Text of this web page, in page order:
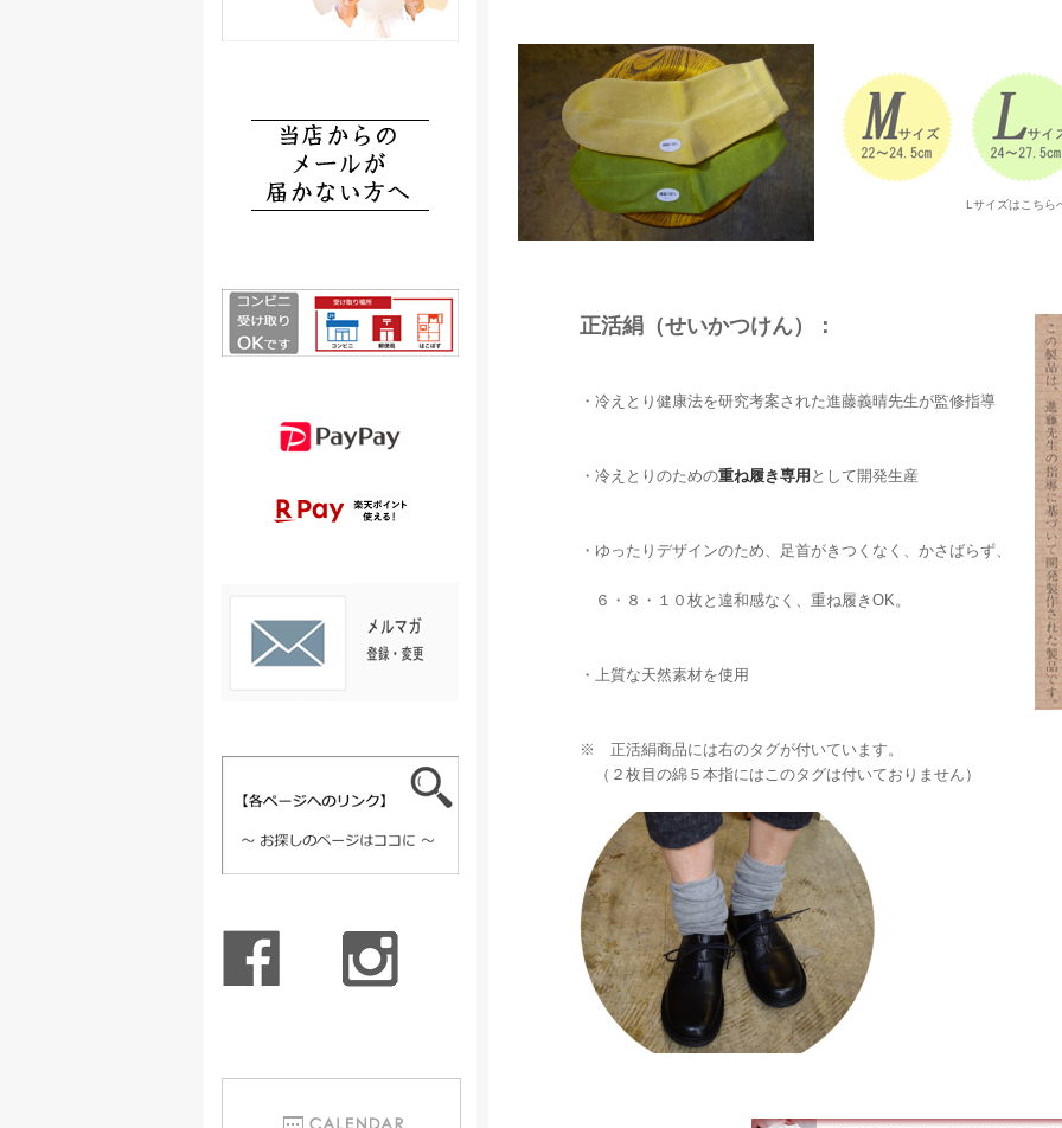
Lサイズはこちら
正活絹（せいかつけん）：
・冷えとり健康法を研究考案された進藤義晴先生が監修指導
・冷えとりのための重ね履き専用 として開発生産
・ゆったりデザインのため、足首がきつくなく、かさばらず、
６・８・１０枚と違和感なく、重ね履きOK。
・上質な天然素材を使用
※ 正活絹商品には右のタグが付いています。
（２枚目の綿５本指にはこのタグは付いておりません）